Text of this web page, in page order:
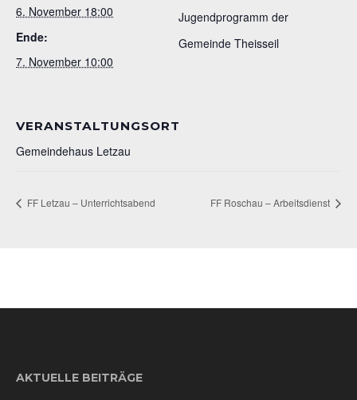
6. November 18:00
Ende:
7. November 10:00
Jugendprogramm der
Gemeinde Theisseil
VERANSTALTUNGSORT
Gemeindehaus Letzau
FF Letzau – Unterrichtsabend FF Roschau – Arbeitsdienst
AKTUELLE BEITRÄGE